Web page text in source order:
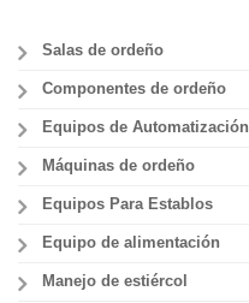
Salas de ordeño
Componentes de ordeño
Equipos de Automatización
Máquinas de ordeño
Equipos Para Establos
Equipo de alimentación
Manejo de estiércol